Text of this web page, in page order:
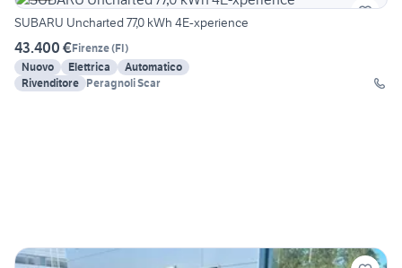
SUBARU Uncharted 77,0 kWh 4E-xperience
43.400 €Firenze(FI)
Nuovo
Elettrica
Automatico
Rivenditore Peragnoli Scar